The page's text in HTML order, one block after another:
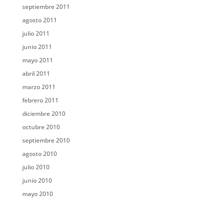
septiembre 2011
agosto 2011
julio 2011
junio 2011
mayo 2011
abril 2011
marzo 2011
febrero 2011
diciembre 2010
octubre 2010
septiembre 2010
agosto 2010
julio 2010
junio 2010
mayo 2010